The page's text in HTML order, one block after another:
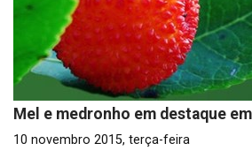
Mel e medronho em destaque
10 novembro 2015, terça-feira